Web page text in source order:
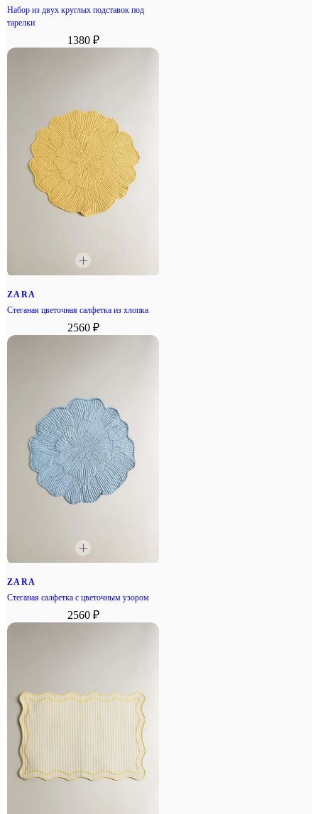
Набор из двух круглых подставок под
тарелки
1380 ₽
ZARA
Стеганая цветочная салфетка из хлопка
2560 ₽
ZARA
Стеганая салфетка с цветочным узором
2560 ₽